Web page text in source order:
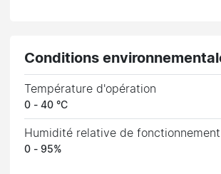
Conditions
Température d'opération
0 - 40 °C
Humidité relative de
0 - 95%